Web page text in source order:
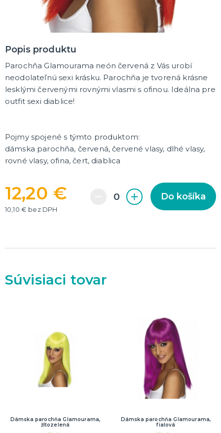
DARČEKY A ŽARTOVNÉ PREDMETY
Vtákoviny, žarty, srandičky
MIKULÁŠ
Všetko pre Mikuláša
Všetko pre anjelov
Všetko pre čertov
Všetko pre Santov
Všetko pre elfov
Vtipné vianočné kostýmy
SILVESTER
Kostýmy
Doplnky
Halloweensky make-up, líčenie a ďalšie
Doplnky na Halloween
Popis produktu
Parochňa Glamourama neón červená z Vás urobí
neodolateľnú sexi krásku. Parochňa je tvorená krásne
lesklými červenými rovnými vlasmi s ofinou. Ideálna pre
outfit sexi diablice!
Pojmy spojené s týmto produktom:
dámska parochňa, červená, červené vlasy, dlhé vlasy,
rovné vlasy, ofina, čert, diablica
12,20 €
10,10 € bez DPH
Do košíka
Súvisiaci tovar
Dámska parochňa Glamourama,
žltozelená
Dámska parochňa Glamourama,
fialová